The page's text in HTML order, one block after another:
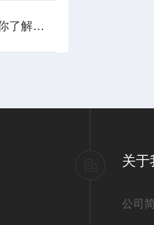
处理器模块的主要功能你了解多少呢
关于
公司